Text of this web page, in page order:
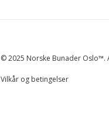
© 2025 Norske Bunader Oslo™.
Vilkår og betingelser